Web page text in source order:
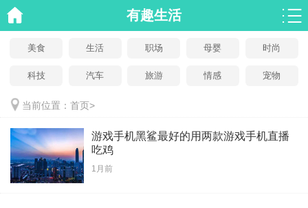
有趣生活
美食 生活 职场 母婴 时尚
科技 汽车 旅游 情感 宠物
当前位置： 首页>
游戏手机黑鲨最好的用两款游戏手机直播
吃鸡
1月前